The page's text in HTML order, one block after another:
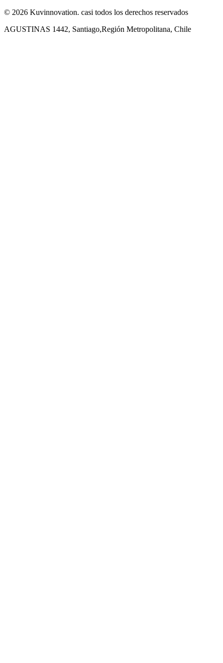
© 2026 Kuvinnovation. casi todos los derechos reservados
AGUSTINAS 1442, Santiago,Región Metropolitana, Chile